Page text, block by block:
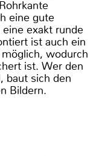
eine gute
exakt runde
ist auch ein
wodurch
ist. Wer den
baut sich den
Bildern.